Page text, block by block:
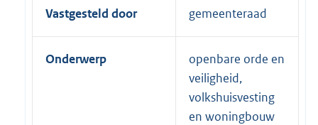
Vastgesteld door gemeenteraad
Onderwerp
openbare orde en
veiligheid,
volkshuisvesting
en woningbouw